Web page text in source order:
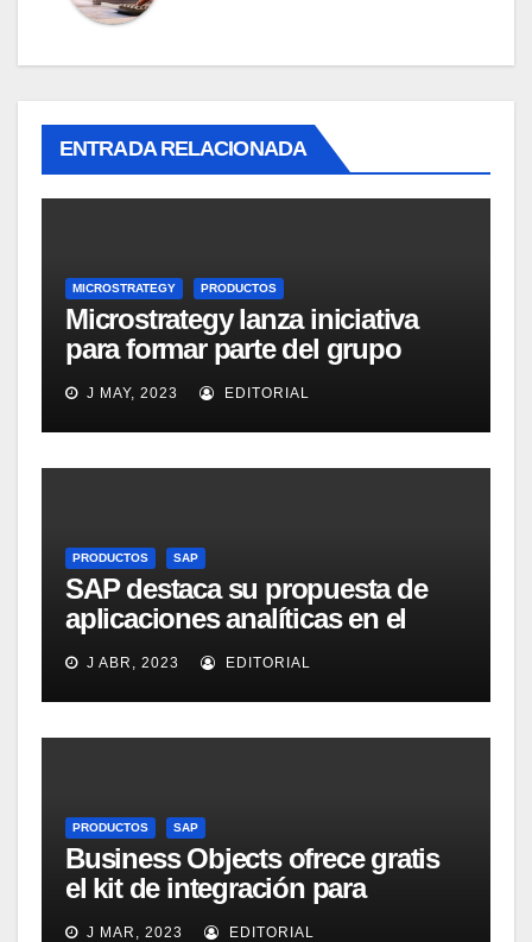
ENTRADA RELACIONADA
MICROSTRATEGY PRODUCTOS
Microstrategy lanza iniciativa
para formar parte del grupo
MicroStrategy Business
Intelligence Group en LinkedIn
J MAY, 2023 EDITORIAL
PRODUCTOS SAP
SAP destaca su propuesta de
aplicaciones analíticas en el
mercado español
J ABR, 2023 EDITORIAL
PRODUCTOS SAP
Business Objects ofrece gratis
el kit de integración para
Micrososft Office SharePoint
J MAR, 2023 EDITORIAL